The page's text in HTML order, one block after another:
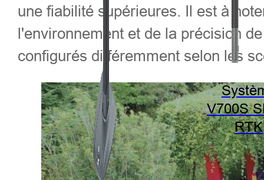
V700S
RTK
une fiabilité supérieures. Il est à
l'environnement et de la précision
configurés différemment selon les